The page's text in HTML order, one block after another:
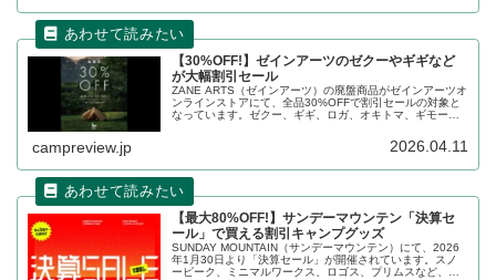
【30%OFF!】ゼインアーツのゼクーやギギなど
が大幅割引セール
ZANE ARTS（ゼインアーツ）の廃盤商品がゼインアーツオ
ンラインストアにて、全品30%OFFで割引セールの対象と
なっています。ゼクー、ギギ、ロガ、オキトマ、ギモーグ
大変お得に購入できます。詳細をレビューします。
campreview.jp 2026.04.11
【最大80%OFF!】サンデーマウンテン「決算セ
ール」で買える割引キャンプグッズ
SUNDAY MOUNTAIN（サンデーマウンテン）にて、2026
年1月30日より「決算セール」が開催されています。スノ
ーピーク、ミニマルワークス、ロゴス、プリムスなど、人